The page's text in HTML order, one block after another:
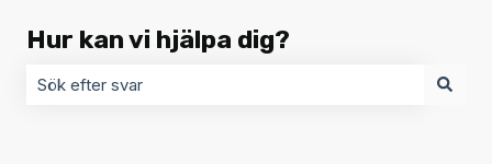
Hur kan vi hjälpa dig?